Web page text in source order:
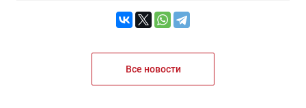
Все новости